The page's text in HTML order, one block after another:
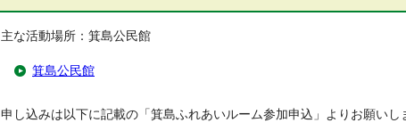
主な活動場所：箕島公民館
箕島公民館
申し込みは以下に記載の「箕島ふれあいルーム参加申込」よりお願いし